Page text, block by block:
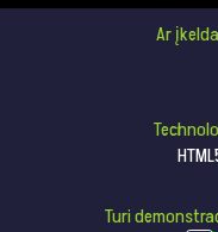
Ar
Turi